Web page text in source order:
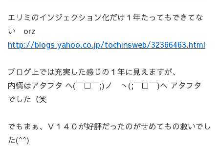
エリミのインジェクション化だけ１年たってもできてな
い orz
http://blogs.yahoo.co.jp/tochinsweb/32366463.html
ブログ上では充実した感じの１年に見えますが、
内情はアタフタ ヘ(￣□￣;)ノ ヽ(;￣□￣)ヘ アタフタ
でした（笑
でもまぁ、Ｖ１４０が好評だったのがせめてもの救いでし
た(^^)